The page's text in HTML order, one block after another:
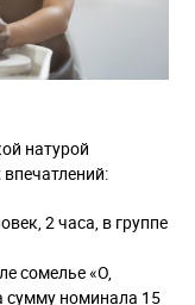
натурой
2 часа, в группе
сомелье «О,
сумму номинала 15